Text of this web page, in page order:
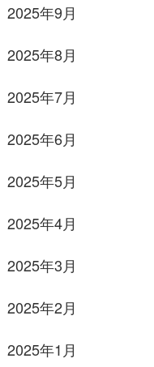
2025年9月
2025年8月
2025年7月
2025年6月
2025年5月
2025年4月
2025年3月
2025年2月
2025年1月